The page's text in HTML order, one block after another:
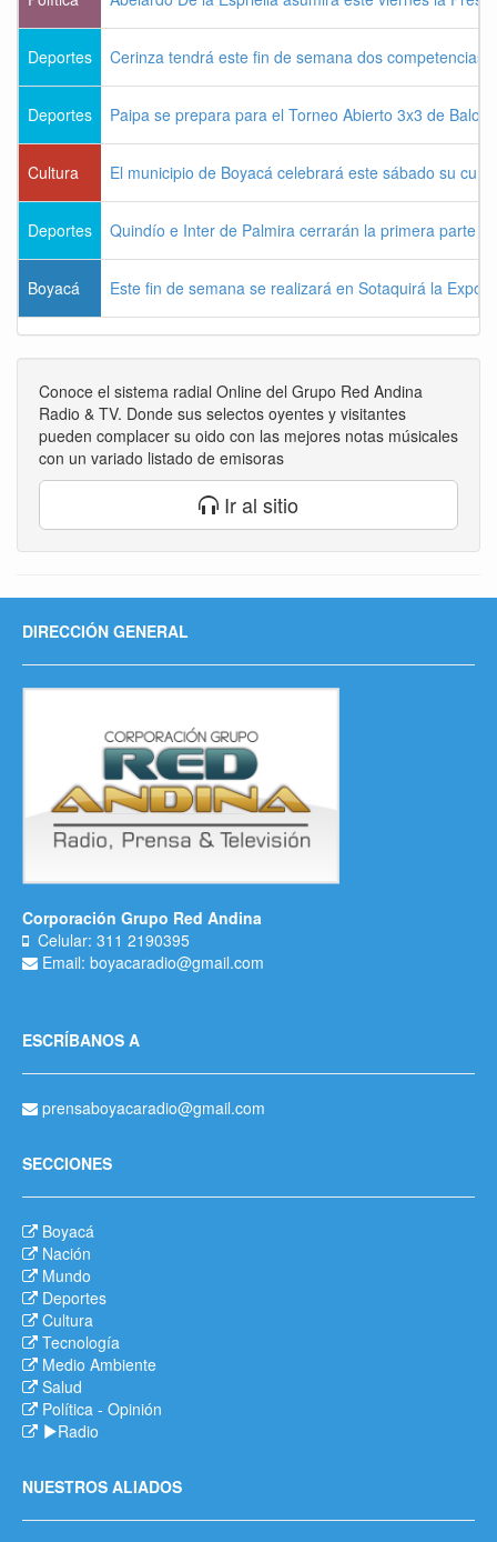
Deportes Cerinza tendrá este fin de semana dos competencias
Deportes Paipa se prepara para el Torneo Abierto 3x3 de
Cultura El municipio de Boyacá celebrará este sábado su
Deportes Quindío e Inter de Palmira cerrarán la primera parte
Boyacá Este fin de semana se realizará en Sotaquirá la
Conoce el sistema radial Online del Grupo Red Andina
Radio & TV. Donde sus selectos oyentes y visitantes
pueden complacer su oido con las mejores notas músicales
con un variado listado de emisoras
Ir al sitio
DIRECCIÓN GENERAL
Corporación Grupo Red Andina
Celular: 311 2190395
Email: boyacaradio@gmail.com
ESCRÍBANOS A
prensaboyacaradio@gmail.com
SECCIONES
Boyacá
Nación
Mundo
Deportes
Cultura
Tecnología
Medio Ambiente
Salud
Política - Opinión
Radio
NUESTROS ALIADOS